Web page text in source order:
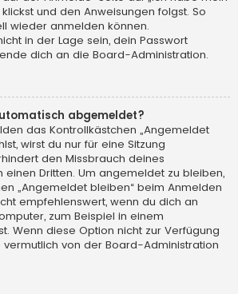
und den Anweisungen folgst. So
wieder anmelden können.
in der Lage sein, dein Passwort
dich an die Board-Administration.
abgemeldet?
das Kontrollkästchen „Angemeldet
wirst du nur für eine Sitzung
den Missbrauch deines
einen Dritten. Um angemeldet zu bleiben,
„Angemeldet bleiben“ beim Anmelden
empfehlenswert, wenn du dich an
zum Beispiel in einem
Wenn diese Option nicht zur Verfügung
vermutlich von der Board-Administration